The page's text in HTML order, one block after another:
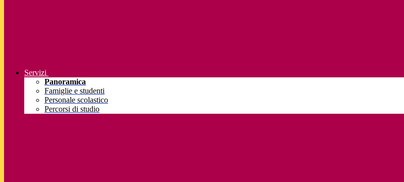
Servizi
Panoramica
Famiglie e studenti
Personale scolastico
Percorsi di studio